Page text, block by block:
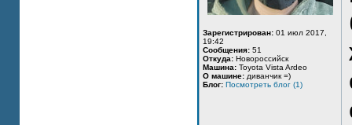
Зарегистрирован: 01 июл 2017,
19:42
Сообщения: 51
Откуда: Новороссийск
Машина: Toyota Vista Ardeo
О машине: диванчик =)
Блог: Посмотреть блог (1)